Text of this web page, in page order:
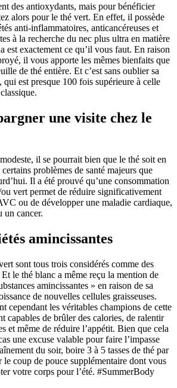
des antioxydants, mais pour bénéficier
alors pour le thé vert. En effet, il possède
anti-inflammatoires, anticancéreuses et
à la recherche du nec plus ultra en matière
est exactement ce qu’il vous faut. En raison
il vous apporte les mêmes bienfaits que
de thé entière. Et c’est sans oublier sa
qui est presque 100 fois supérieure à celle
une visite chez le
il se pourrait bien que le thé soit en
problèmes de santé majeurs que
Il a été prouvé qu’une consommation
vert permet de réduire significativement
ou de développer une maladie cardiaque,
un cancer.
amincissantes
sont tous trois considérés comme des
le thé blanc a même reçu la mention de
amincissantes » en raison de sa
de nouvelles cellules graisseuses.
cependant les véritables champions de cette
capables de brûler des calories, de ralentir
et même de réduire l’appétit. Bien que cela
une excuse valable pour faire l’impasse
du soir, boire 3 à 5 tasses de thé par
coup de pouce supplémentaire dont vous
votre corps pour l’été. #SummerBody